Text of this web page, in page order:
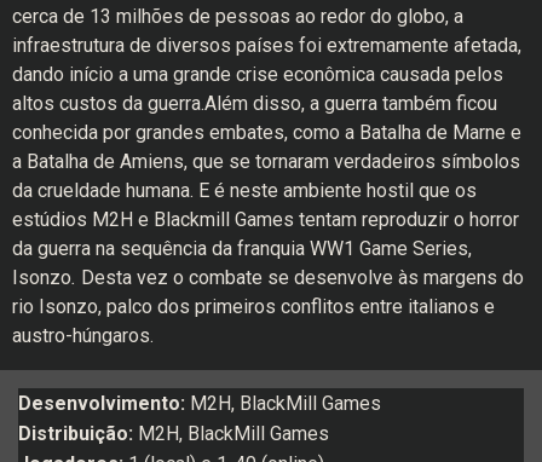
cerca de 13 milhões de pessoas ao redor do globo, a
infraestrutura de diversos países foi extremamente afetada,
dando início a uma grande crise econômica causada pelos
altos custos da guerra.Além disso, a guerra também ficou
conhecida por grandes embates, como a Batalha de Marne e
a Batalha de Amiens, que se tornaram verdadeiros símbolos
da crueldade humana. E é neste ambiente hostil que os
estúdios M2H e Blackmill Games tentam reproduzir o horror
da guerra na sequência da franquia WW1 Game Series,
Isonzo. Desta vez o combate se desenvolve às margens do
rio Isonzo, palco dos primeiros conflitos entre italianos e
austro-húngaros.
Desenvolvimento: M2H, BlackMill Games
Distribuição: M2H, BlackMill Games